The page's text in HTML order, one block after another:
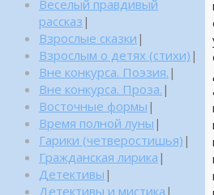
Веселый правдивый
рассказ |
Взрослые сказки |
Взрослым о детях (стихи) |
Вне конкурса. Поэзия. |
Вне конкурса. Проза. |
Восточные формы |
Время полной луны |
Гарики (четверостишья) |
Гражданская лирика |
Детективы |
Детективы и мистика |